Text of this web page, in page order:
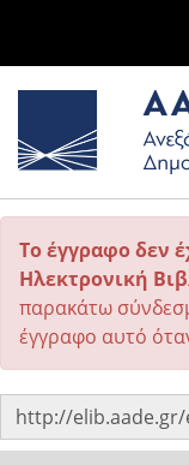
Το έγγραφο δεν
Ηλεκτρονική
παρακάτω
έγγραφο αυτό